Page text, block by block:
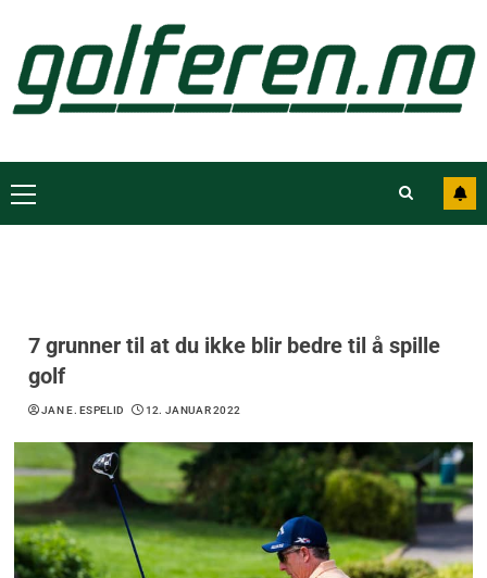
7 grunner til at du ikke blir bedre til å spille
golf
JAN E. ESPELID 12. JANUAR 2022